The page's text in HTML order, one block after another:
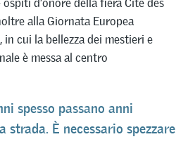
alla Giornata Europea
cui la bellezza dei mestieri e
è messa al centro
spesso passano anni
strada. È necessario spezzare